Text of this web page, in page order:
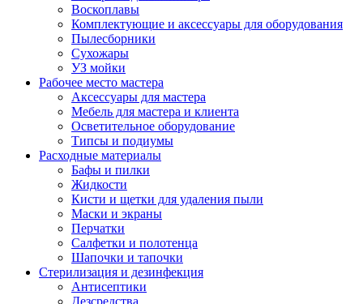
Воскоплавы
Комплектующие и аксессуары для оборудования
Пылесборники
Сухожары
УЗ мойки
Рабочее место мастера
Аксессуары для мастера
Мебель для мастера и клиента
Осветительное оборудование
Типсы и подиумы
Расходные материалы
Бафы и пилки
Жидкости
Кисти и щетки для удаления пыли
Маски и экраны
Перчатки
Салфетки и полотенца
Шапочки и тапочки
Стерилизация и дезинфекция
Антисептики
Дезсредства